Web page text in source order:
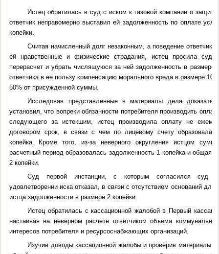
Истец обратилась в суд с иском к газовой компании о защите
ответчик неправомерно выставил ей задолженность по оплате
копейки.
Считая начисленный долг незаконным, а поведение
ей нравственные и физические страдания, истец просила суд
перерасчет и убрать числящуюся за ней задолженность в размере
ответчика в ее пользу компенсацию морального вреда в размере
50% от присужденной суммы.
Исследовав представленные в материалы дела
установил, что вопреки обязанности потребителя производить
следующего за истекшим, истец производила оплату не
договором срок, в связи с чем по лицевому счету
копейка. Кроме того, из-за неверного округления истцом
расчетный период образовалась задолженность 1 копейка и общая
2 копейки.
Суд первой инстанции, с которым согласился суд
удовлетворении иска отказал, в связи с отсутствием оснований
истца задолженности в размере 2 копейки.
Истец обратилась с кассационной жалобой в Первый
настаивая на неверном расчете ответчиком объема
интересов потребителя и ресурсоснабжающих организаций.
Изучив доводы кассационной жалобы и проверив материалы